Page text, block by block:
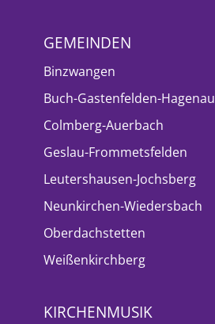
GEMEINDEN
Binzwangen
Buch-Gastenfelden-Hagenau
Colmberg-Auerbach
Geslau-Frommetsfelden
Leutershausen-Jochsberg
Neunkirchen-Wiedersbach
Oberdachstetten
Weißenkirchberg
KIRCHENMUSIK